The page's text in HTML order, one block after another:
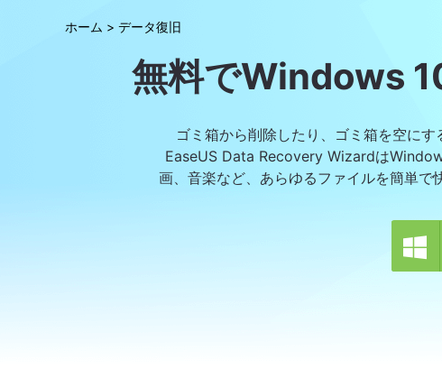
ホーム > データ復旧
無料でWindows
ゴミ箱から削除したり、ゴミ箱を空に
EaseUS Data Recovery Wizardは
画、音楽など、あらゆるファイルを簡単で
